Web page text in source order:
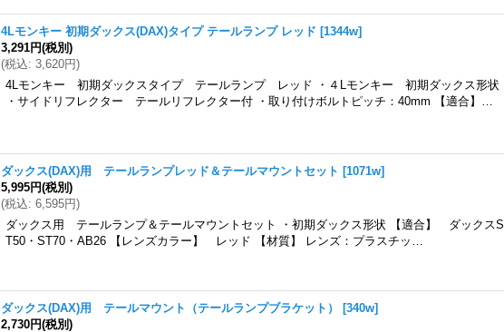
4Lモンキー 初期ダックス(DAX)タイプ テールランプ レッド [1344w]
3,291円(税別)
(税込: 3,620円)
4Lモンキー 初期ダックスタイプ テールランプ レッド ・４Lモンキー 初期ダックス形状
・サイドリフレクター テールリフレクター付 ・取り付けボルトピッチ：40mm 【適合】…
ダックス(DAX)用 テールランプレッド＆テールマウントセット [1071w]
5,995円(税別)
(税込: 6,595円)
ダックス用 テールランプ＆テールマウントセット ・初期ダックス形状 【適合】 ダックスS
T50・ST70・AB26 【レンズカラー】 レッド 【材質】 レンズ：プラスチッ…
ダックス(DAX)用 テールマウント（テールランプブラケット） [340w]
2,730円(税別)